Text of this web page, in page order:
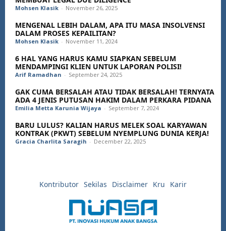
Mohsen Klasik - November 26, 2025
MENGENAL LEBIH DALAM, APA ITU MASA INSOLVENSI
DALAM PROSES KEPAILITAN?
Mohsen Klasik - November 11, 2024
6 HAL YANG HARUS KAMU SIAPKAN SEBELUM
MENDAMPINGI KLIEN UNTUK LAPORAN POLISI!
Arif Ramadhan - September 24, 2025
GAK CUMA BERSALAH ATAU TIDAK BERSALAH! TERNYATA
ADA 4 JENIS PUTUSAN HAKIM DALAM PERKARA PIDANA
Emilia Metta Karunia Wijaya - September 7, 2024
BARU LULUS? KALIAN HARUS MELEK SOAL KARYAWAN
KONTRAK (PKWT) SEBELUM NYEMPLUNG DUNIA KERJA!
Gracia Charlita Saragih - December 22, 2025
Kontributor Sekilas Disclaimer Kru Karir